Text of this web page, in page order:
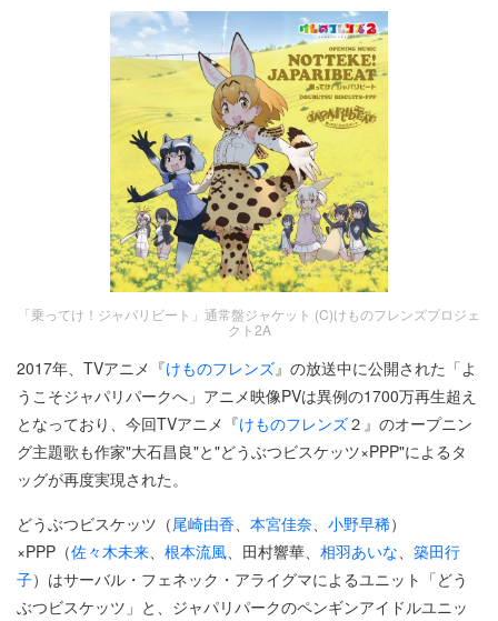
「乗ってけ！ジャパリビート」通常盤ジャケット (C)けものフレンズプロジェ
クト2A
2017年、TVアニメ『けものフレンズ』の放送中に公開された「よ
うこそジャパリパークへ」アニメ映像PVは異例の1700万再生超え
となっており、今回TVアニメ『けものフレンズ２』のオープニン
グ主題歌も作家"大石昌良"と"どうぶつビスケッツ×PPP"によるタ
ッグが再度実現された。
どうぶつビスケッツ（尾崎由香 本宮佳奈 小野早稀）
×PPP（佐々木未来 根本流風 、田村響華、 相羽あいな
築田行
子）はサーバル・フェネック・アライグマによるユニット「どう
ぶつビスケッツ」と、ジャパリパークのペンギンアイドルユニッ